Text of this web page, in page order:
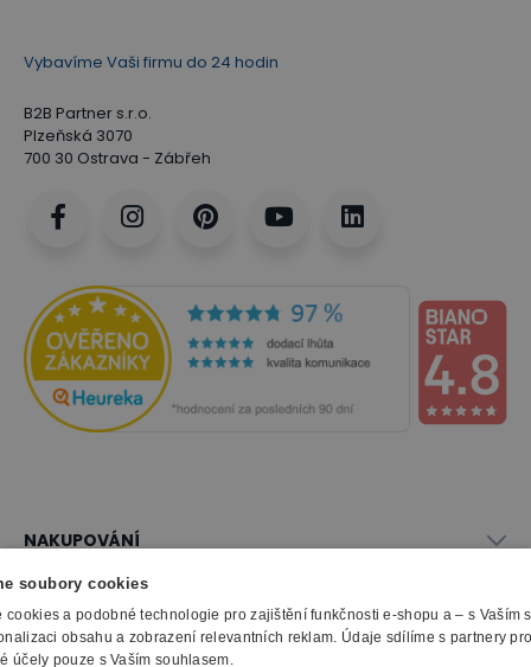
Vybavíme Vaši firmu do 24 hodin
B2B Partner s.r.o.
Plzeňská 3070
700 30 Ostrava - Zábřeh
NAKUPOVÁNÍ
Vše o nákupu
Obchodní podmínky
Doprava a montáž
SLUŽBY
Naše katalogy
soubory cookies
cookies a podobné technologie pro zajištění funkčnosti e-shopu a – s Vaším
obsahu a zobrazení relevantních reklam. Údaje sdílíme s partnery
účely pouze s Vaším souhlasem.